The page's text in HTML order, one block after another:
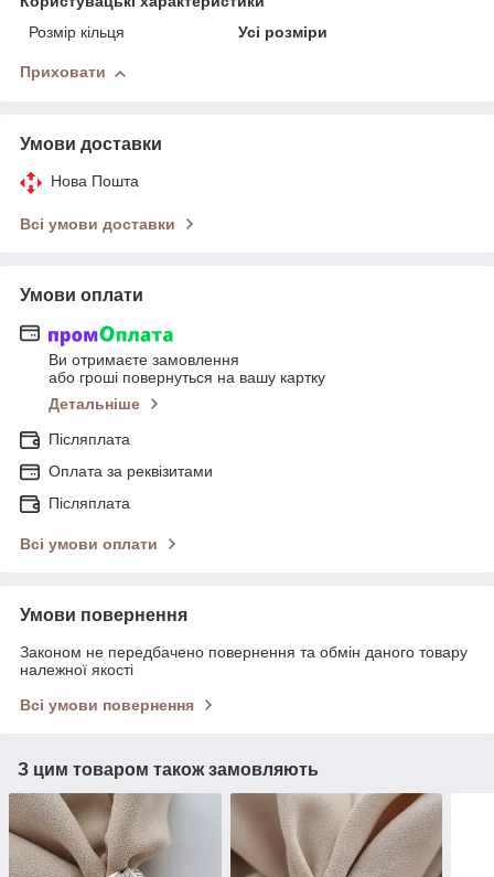
Розмір кільця
Усі розміри
Приховати
Умови доставки
Нова Пошта
Всі умови доставки
Умови оплати
Ви отримаєте замовлення
або гроші повернуться на вашу картку
Детальніше
Післяплата
Оплата за реквізитами
Післяплата
Всі умови оплати
Умови повернення
Законом не передбачено повернення та обмін даного товару
належної якості
Всі умови повернення
З цим товаром також замовляють